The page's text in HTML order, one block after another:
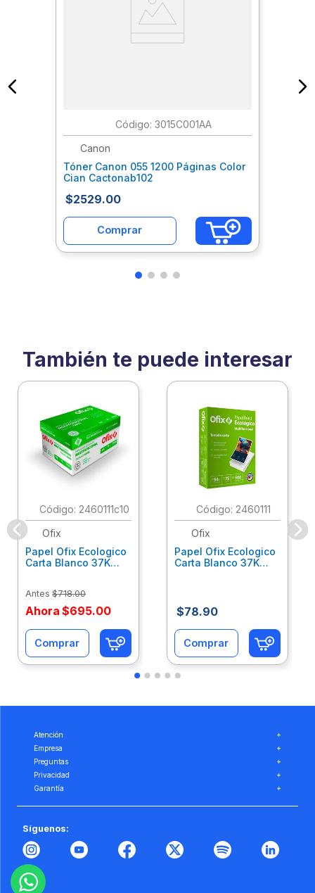
: 3015C001AA
Canon
Tóner Canon 055 1200 Páginas Color
Cian Cactonab102
$2529.00
Comprar
También te puede interesar
: 2460111c10
Ofix
Papel Ofix Ecologico
Carta Blanco 37K
Antes $718.00
Ahora $695.00
Comprar
: 2460111
Ofix
Papel Ofix Ecologico
Carta Blanco 37K
$78.90
Comprar
Atención
+
Empresa
+
Preguntas
+
Privacidad
+
Garantía
+
Síguenos: